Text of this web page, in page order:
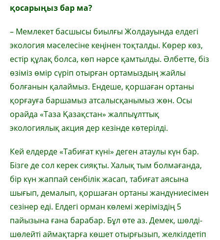
қосарыңыз бар ма?
– Мемлекет басшысы биылғы Жолдауында елдегі
экология мәселесіне кеңінен тоқталды. Көрер көз,
естір құлақ болса, көп нәрсе қам­тыл­ды. Әлбетте, біз
өзіміз өмір сүріп отыр­ған ортамыздың жайлы
болғанын қалай­мыз. Ендеше, қоршаған ортаны
қорғауға баршамыз атсалысқанымыз жөн. Осы
орайда «Таза Қазақстан» жалпыұлттық
экологиялық акция дер кезінде көтерілді.
Кей елдерде «Табиғат күні» деген атаулы күн бар.
Бізге де сол керек сияқты. Халық тым болмағанда,
бір күн жаппай сенбілік жасап, табиғат аясына
шығып, демалып, қоршаған ортаны жандүниесімен
сезінер еді. Елдегі орман көлемі жеріміздің 5
пайызына ғана барабар. Бұл өте аз. Демек, шөлді-
шөлейті аймақтарға көшет отырғызып, желкілдетіп